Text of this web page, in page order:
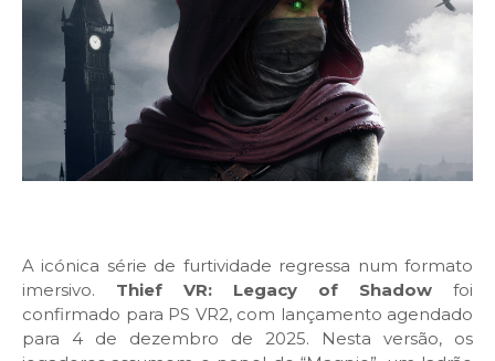
A icónica série de furtividade regressa num formato
imersivo. Thief VR: Legacy of Shadow foi
confirmado para PS VR2, com lançamento agendado
para 4 de dezembro de 2025. Nesta versão, os